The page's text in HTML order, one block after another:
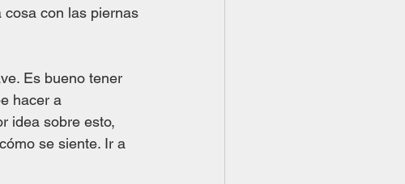
con las piernas
Es bueno tener
hacer a
idea sobre esto,
se siente. Ir a